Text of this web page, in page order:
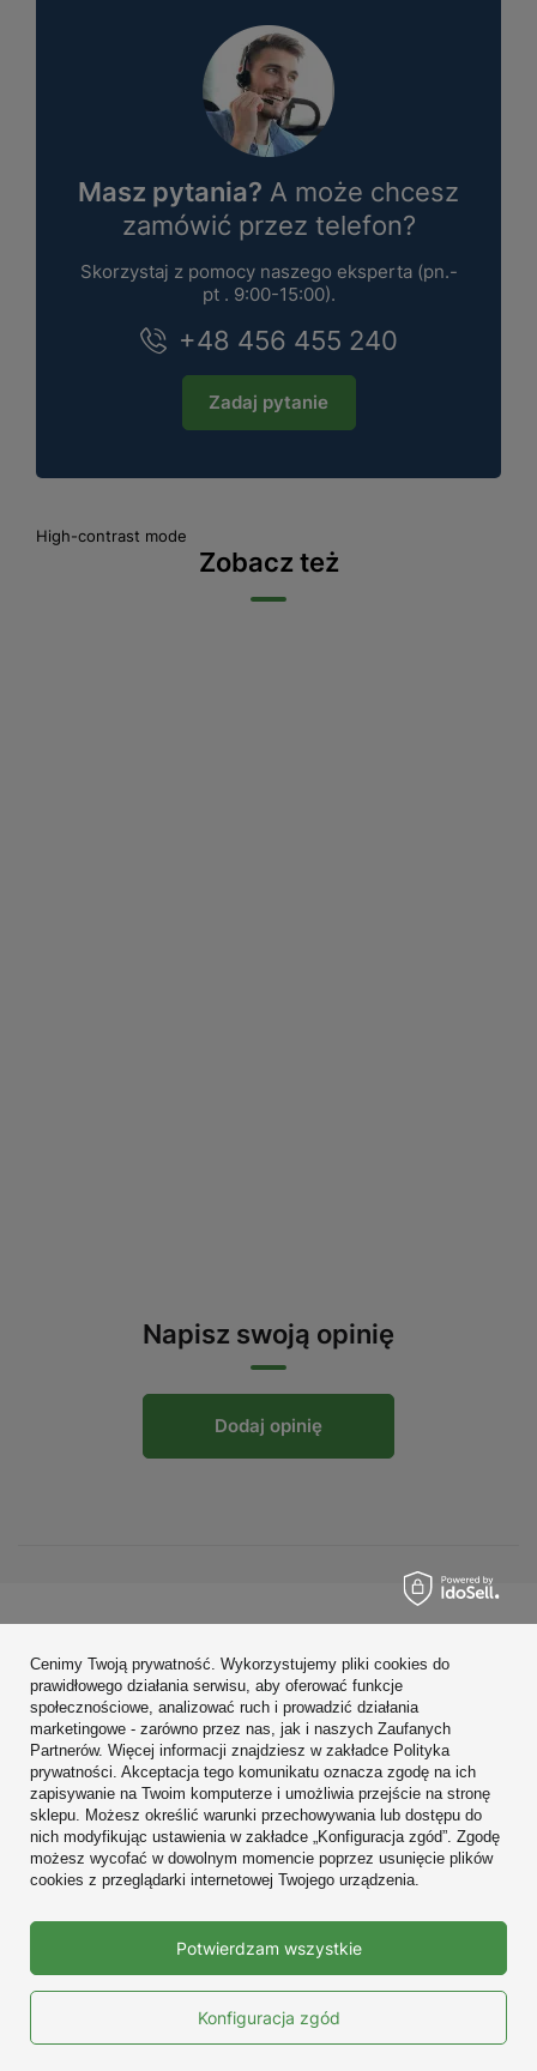
Masz pytania? A może chcesz
zamówić przez telefon?
Skorzystaj z pomocy naszego eksperta (pn.-
pt . 9:00-15:00).
+48 456 455 240
Zadaj pytanie
High-contrast mode
Zobacz też
Napisz swoją opinię
Dodaj opinię
Konto
Regulaminy
Zobacz również
W sklepie prezentujemy ceny brutto (z VAT).
Cenimy Twoją prywatność. Wykorzystujemy pliki cookies do
prawidłowego działania serwisu, aby oferować funkcje
społecznościowe, analizować ruch i prowadzić działania
marketingowe - zarówno przez nas, jak i naszych Zaufanych
Partnerów. Więcej informacji znajdziesz w zakładce Polityka
prywatności. Akceptacja tego komunikatu oznacza zgodę na ich
zapisywanie na Twoim komputerze i umożliwia przejście na stronę
sklepu. Możesz określić warunki przechowywania lub dostępu do
nich modyfikując ustawienia w zakładce „Konfiguracja zgód”. Zgodę
możesz wycofać w dowolnym momencie poprzez usunięcie plików
cookies z przeglądarki internetowej Twojego urządzenia.
Konfiguracja zgód
Potwierdzam wszystkie